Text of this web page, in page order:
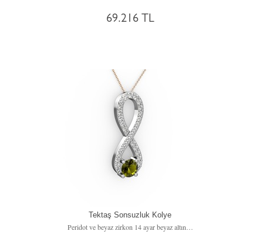
69.216 TL
Tektaş Sonsuzluk Kolye